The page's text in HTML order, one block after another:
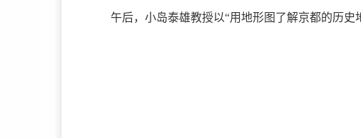
午后，小岛泰雄教授以“用地形图了解京都的历史